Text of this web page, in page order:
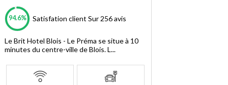
94.6% Satisfation client Sur 256 avis
Le Brit Hotel Blois - Le Préma se situe à 10
minutes du centre-ville de Blois. L...